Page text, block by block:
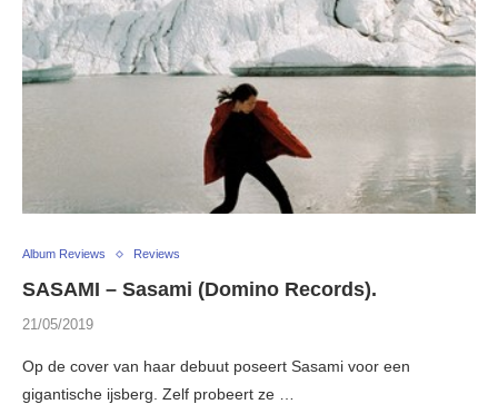
Album Reviews Reviews
SASAMI – Sasami (Domino Records).
21/05/2019
Op de cover van haar debuut poseert Sasami voor een
gigantische ijsberg. Zelf probeert ze …